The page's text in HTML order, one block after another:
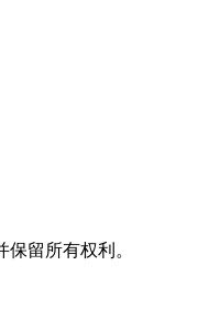
留所有权利。